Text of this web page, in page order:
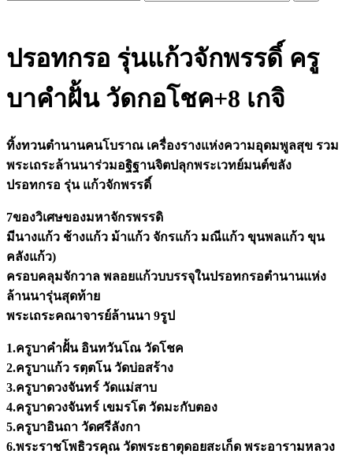
ปรอทกรอ รุ่นแก้วจักพรรดิ์ ครู
บาคำฝั้น วัดกอโชค+8 เกจิ
ทิ้งทวนตำนานคนโบราณ เครื่องรางแห่งความอุดมพูลสุข รวม
พระเถระล้านนาร่วมอฐิฐานจิตปลุกพระเวทย์มนต์ขลัง
ปรอทกรอ รุ่น แก้วจักพรรดิ์
7ของวิเศษของมหาจักรพรรดิ
มีนางแก้ว ช้างแก้ว ม้าแก้ว จักรแก้ว มณีแก้ว ขุนพลแก้ว ขุน
คลังแก้ว)
ครอบคลุมจักวาล พลอยแก้วบบรรจุในปรอทกรอตำนานแห่ง
ล้านนารุ่นสุดท้าย
พระเถระคณาจารย์ล้านนา 9รูป
1.ครูบาคำฝั้น อินทวันโณ วัดโชค
2.ครูบาแก้ว รตฺตโน วัดบ่อสร้าง
3.ครูบาดวงจันทร์ วัดแม่สาบ
4.ครูบาดวงจันทร์ เขมรโต วัดมะกับตอง
5.ครูบาอินถา วัดศรีลังกา
6.พระราชโพธิวรคุณ วัดพระธาตุดอยสะเก็ด พระอารามหลวง